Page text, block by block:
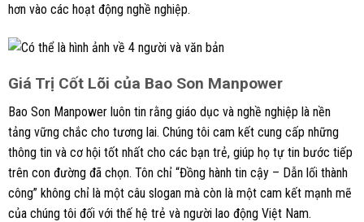
hơn vào các hoạt động nghề nghiệp.
Giá Trị Cốt Lõi của Bao Son Manpower
Bao Son Manpower luôn tin rằng giáo dục và nghề nghiệp là nền
tảng vững chắc cho tương lai. Chúng tôi cam kết cung cấp những
thông tin và cơ hội tốt nhất cho các bạn trẻ, giúp họ tự tin bước tiếp
trên con đường đã chọn. Tôn chỉ “Đồng hành tin cậy – Dẫn lối thành
công” không chỉ là một câu slogan mà còn là một cam kết mạnh mẽ
của chúng tôi đối với thế hệ trẻ và người lao động Việt Nam.